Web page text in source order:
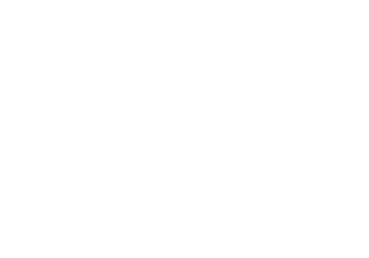
blocaj. Cum
pe locuitor
terminal